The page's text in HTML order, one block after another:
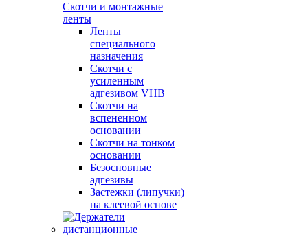
Скотчи и монтажные
ленты
Ленты
специального
назначения
Скотчи с
усиленным
адгезивом VHB
Скотчи на
вспененном
основании
Скотчи на тонком
основании
Безосновные
адгезивы
Застежки (липучки)
на клеевой основе